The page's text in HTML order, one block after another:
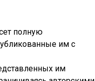
полную
им с
им